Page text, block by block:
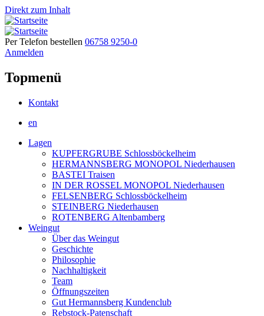
Direkt zum Inhalt
Per Telefon bestellen 06758 9250-0
Anmelden
Topmenü
Kontakt
en
Lagen
KUPFERGRUBE Schlossböckelheim
HERMANNSBERG MONOPOL Niederhausen
BASTEI Traisen
IN DER ROSSEL MONOPOL Niederhausen
FELSENBERG Schlossböckelheim
STEINBERG Niederhausen
ROTENBERG Altenbamberg
Weingut
Über das Weingut
Geschichte
Philosophie
Nachhaltigkeit
Team
Öffnungszeiten
Gut Hermannsberg Kundenclub
Rebstock-Patenschaft